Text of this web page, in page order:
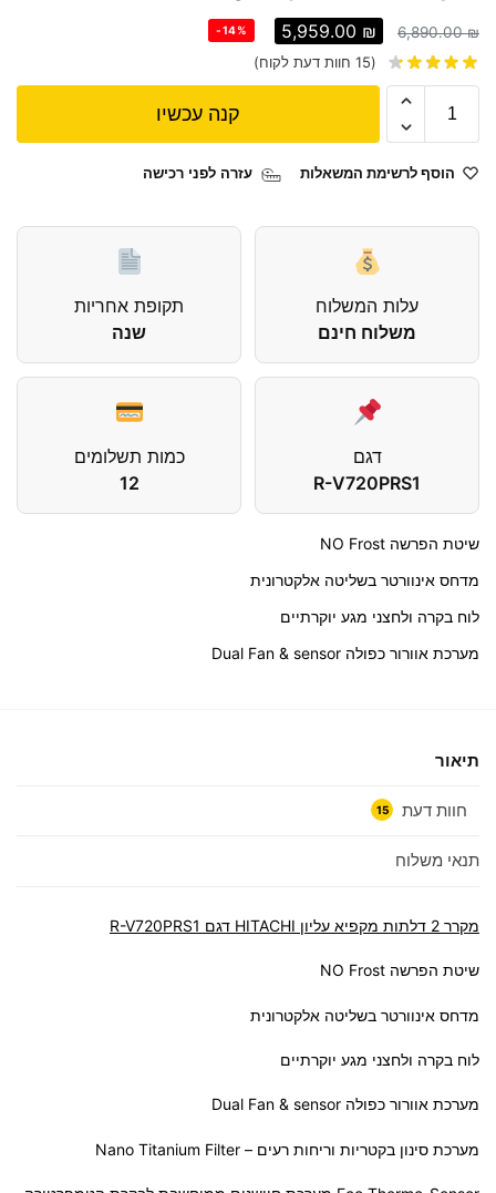
6,890.00₪
5,959.00 ₪
-14%
(
15 חוות דעת לקוח)
קנה עכשיו
הוסף לרשימת המשאלות עזרה לפני רכישה
עלות המשלוח
משלוח חינם
תקופת אחריות
שנה
דגם
R-V720PRS1
כמות תשלומים
12
שיטת הפרשה NO Frost
מדחס אינוורטר בשליטה אלקטרונית
לוח בקרה ולחצני מגע יוקרתיים
מערכת אוורור כפולה Dual Fan & sensor
תיאור
חוות דעת 15
תנאי משלוח
מקרר 2 דלתות מקפיא עליון HITACHI דגם R-V720PRS1
שיטת הפרשה NO Frost
מדחס אינוורטר בשליטה אלקטרונית
לוח בקרה ולחצני מגע יוקרתיים
מערכת אוורור כפולה Dual Fan & sensor
מערכת סינון בקטריות וריחות רעים – Nano Titanium Filter